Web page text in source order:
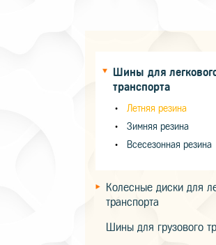
Шины для
транспорта
Летняя резина
Зимняя резина
Всесезонная резина
Колесные диски для
транспорта
Шины для грузового